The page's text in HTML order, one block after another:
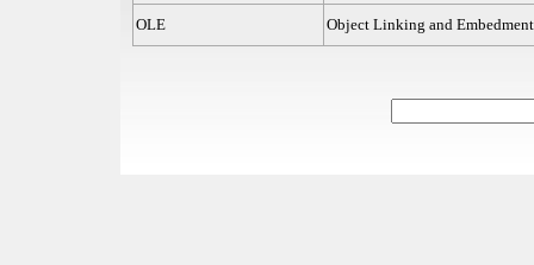
OLE
Object Linking and Embedment